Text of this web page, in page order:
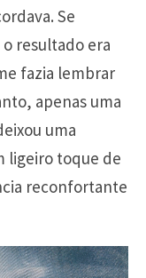
Se
resultado era
fazia lembrar
apenas uma
uma
ligeiro toque de
reconfortante